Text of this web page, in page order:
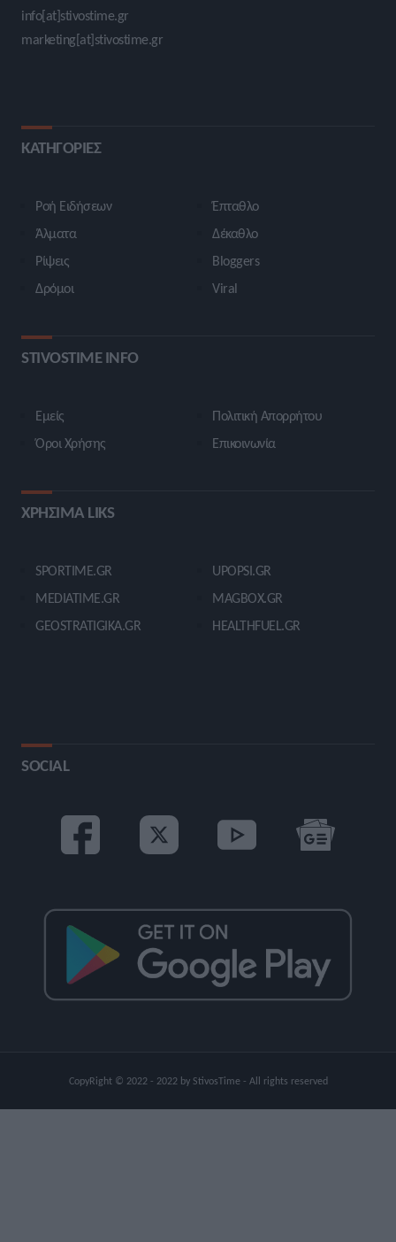
info[at]stivostime.gr
marketing[at]stivostime.gr
ΚΑΤΗΓΟΡΙΕΣ
Ροή Ειδήσεων
Άλματα
Ρίψεις
Δρόμοι
Έπταθλο
Δέκαθλο
Bloggers
Viral
STIVOSTIME INFO
Εμείς
Όροι Χρήσης
Πολιτική Απορρήτου
Επικοινωνία
ΧΡΗΣΙΜΑ LIKS
SPORTIME.GR
MEDIATIME.GR
GEOSTRATIGIKA.GR
UPOPSI.GR
MAGBOX.GR
HEALTHFUEL.GR
SOCIAL
CopyRight © 2022 - 2022 by StivosTime - All rights reserved